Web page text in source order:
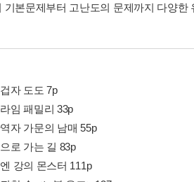
기본문제부터 고난도의 문제까지 다양
자 도도 7p
임 패밀리 33p
자 가문의 남매 55p
로 가는 길 83p
강의 몬스터 111p